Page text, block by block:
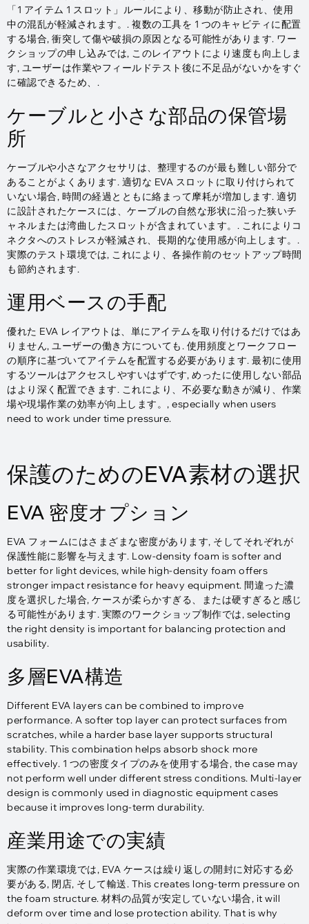
「1 アイテム 1 スロット」ルールにより、移動が防止され、使用
中の混乱が軽減されます。. 複数の工具を 1 つのキャビティに配置
する場合, 衝突して傷や破損の原因となる可能性があります. ワー
クショップの申し込みでは, このレイアウトにより速度も向上しま
す, ユーザーは作業やフィールドテスト後に不足品がないかをすぐ
に確認できるため、.
ケーブルと小さな部品の保管場
所
ケーブルや小さなアクセサリは、整理するのが最も難しい部分で
あることがよくあります. 適切な EVA スロットに取り付けられて
いない場合, 時間の経過とともに絡まって摩耗が増加します. 適切
に設計されたケースには、ケーブルの自然な形状に沿った狭いチ
ャネルまたは湾曲したスロットが含まれています。. これによりコ
ネクタへのストレスが軽減され、長期的な使用感が向上します。.
実際のテスト環境では, これにより、各操作前のセットアップ時間
も節約されます.
運用ベースの手配
優れた EVA レイアウトは、単にアイテムを取り付けるだけではあ
りません, ユーザーの働き方についても. 使用頻度とワークフロー
の順序に基づいてアイテムを配置する必要があります. 最初に使用
するツールはアクセスしやすいはずです, めったに使用しない部品
はより深く配置できます. これにより、不必要な動きが減り、作業
場や現場作業の効率が向上します。, especially when users
need to work under time pressure.
保護のためのEVA素材の選択
EVA 密度オプション
EVA フォームにはさまざまな密度があります, そしてそれぞれが
保護性能に影響を与えます. Low-density foam is softer and
better for light devices, while high-density foam offers
stronger impact resistance for heavy equipment. 間違った濃
度を選択した場合, ケースが柔らかすぎる、または硬すぎると感じ
る可能性があります. 実際のワークショップ制作では, selecting
the right density is important for balancing protection and
usability.
多層EVA構造
Different EVA layers can be combined to improve
performance. A softer top layer can protect surfaces from
scratches, while a harder base layer supports structural
stability. This combination helps absorb shock more
effectively. 1 つの密度タイプのみを使用する場合, the case may
not perform well under different stress conditions. Multi-layer
design is commonly used in diagnostic equipment cases
because it improves long-term durability.
産業用途での実績
実際の作業環境では, EVA ケースは繰り返しの開封に対応する必
要がある, 閉店, そして輸送. This creates long-term pressure on
the foam structure. 材料の品質が安定していない場合, it will
deform over time and lose protection ability. That is why